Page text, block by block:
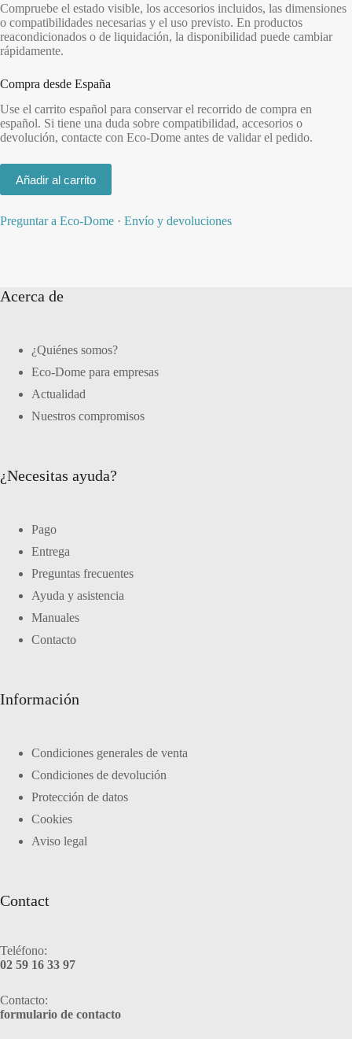
Compruebe el estado visible, los accesorios incluidos, las dimensiones
o compatibilidades necesarias y el uso previsto. En productos
reacondicionados o de liquidación, la disponibilidad puede cambiar
rápidamente.
Compra desde España
Use el carrito español para conservar el recorrido de compra en
español. Si tiene una duda sobre compatibilidad, accesorios o
devolución, contacte con Eco-Dome antes de validar el pedido.
Añadir al carrito
Preguntar a Eco-Dome · Envío y devoluciones
Acerca de
¿Quiénes somos?
Eco-Dome para empresas
Actualidad
Nuestros compromisos
¿Necesitas ayuda?
Pago
Entrega
Preguntas frecuentes
Ayuda y asistencia
Manuales
Contacto
Información
Condiciones generales de venta
Condiciones de devolución
Protección de datos
Cookies
Aviso legal
Contact
Teléfono:
02 59 16 33 97
Contacto:
formulario de contacto